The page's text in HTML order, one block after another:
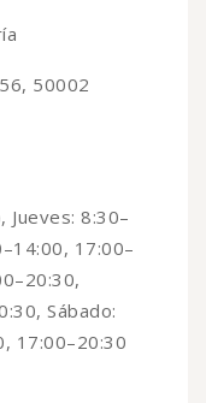
50002
Jueves: 8:30–
17:00–
Sábado:
17:00–20:30